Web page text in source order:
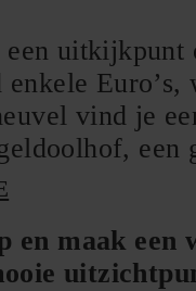
vind je
maak